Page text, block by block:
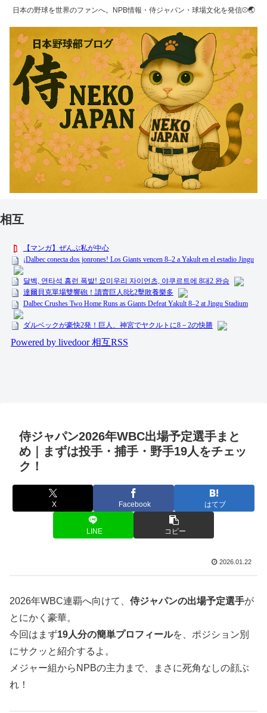
日本の野球を世界のファンへ。NPB情報・侍ジャパン・球場文化を発信⚾🌏
相互
侍ジャパン2026年WBC出場予定選手まと
め｜まずは投手・捕手・野手19人をチェッ
ク！
X Facebook はてブ
LINE コピー
2026.01.22
2026年WBC連覇へ向けて、 侍ジャパンの出場予定選手が
とにかく豪華。
今回はまず19人分の簡単プロフィールを、ポジション別
にサクッと紹介するよ。
メジャー組からNPBの主力まで、まさに死角なしの顔ぶ
れ！